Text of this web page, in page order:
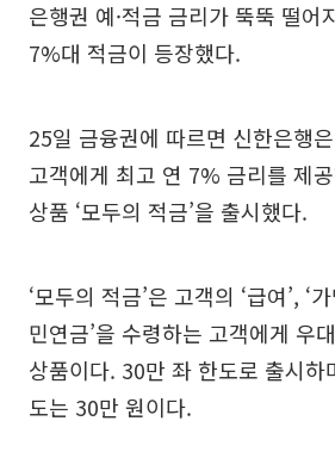
은행권 예·적금 금리가 뚝뚝 떨어
7%대 적금이 등장했다.
25일 금융권에 따르면 신한은행
고객에게 최고 연 7% 금리를 제
상품 ‘모두의 적금’을 출시했다.
‘모두의 적금’은 고객의 ‘급여’, ‘
민연금’을 수령하는 고객에게 우
상품이다. 30만 좌 한도로 출시하
도는 30만 원이다.